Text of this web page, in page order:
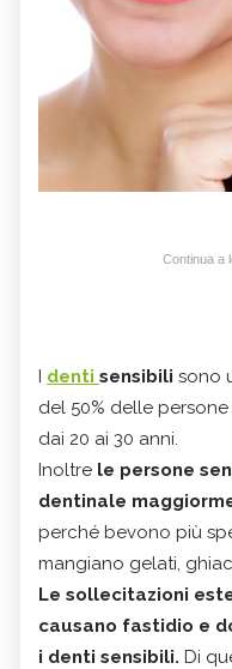
Continua a
I denti sensibili sono
del 50% delle
dai 20 ai 30 anni.
Inoltre le persone
dentinale
perché bevono più
mangiano gelati,
Le sollecitazioni
causano fastidio e
i denti sensibili. Di